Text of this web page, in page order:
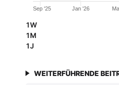
Jan '26
Sep '25
1W
1M
1J
WEITERFÜHRENDE